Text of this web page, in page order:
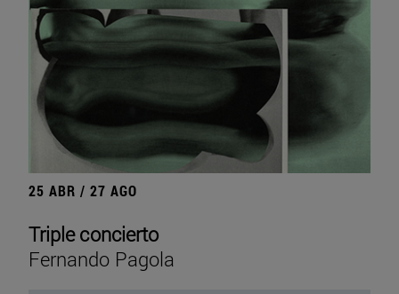
25 ABR / 27 AGO
Triple concierto
Fernando Pagola